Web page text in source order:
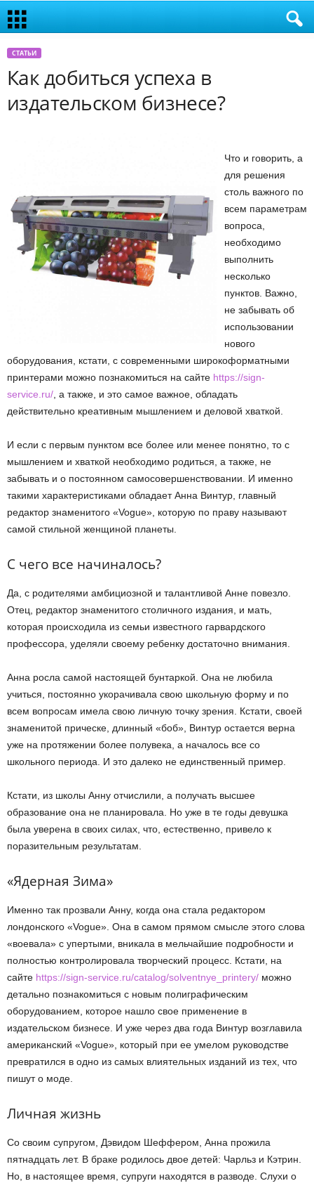
СТАТЬИ
Как добиться успеха в
издательском бизнесе?
Что и говорить, а
для решения
столь важного по
всем параметрам
вопроса,
необходимо
выполнить
несколько
пунктов. Важно,
не забывать об
использовании
нового
оборудования, кстати, с современными широкоформатными
принтерами можно познакомиться на сайте https://sign-
service.ru/ , а также, и это самое важное, обладать
действительно креативным мышлением и деловой хваткой.
И если с первым пунктом все более или менее понятно, то с
мышлением и хваткой необходимо родиться, а также, не
забывать и о постоянном самосовершенствовании. И именно
такими характеристиками обладает Анна Винтур, главный
редактор знаменитого «Vogue», которую по праву называют
самой стильной женщиной планеты.
С чего все начиналось?
Да, с родителями амбициозной и талантливой Анне повезло.
Отец, редактор знаменитого столичного издания, и мать,
которая происходила из семьи известного гарвардского
профессора, уделяли своему ребенку достаточно внимания.
Анна росла самой настоящей бунтаркой. Она не любила
учиться, постоянно укорачивала свою школьную форму и по
всем вопросам имела свою личную точку зрения. Кстати, своей
знаменитой прическе, длинный «боб», Винтур остается верна
уже на протяжении более полувека, а началось все со
школьного периода. И это далеко не единственный пример.
Кстати, из школы Анну отчислили, а получать высшее
образование она не планировала. Но уже в те годы девушка
была уверена в своих силах, что, естественно, привело к
поразительным результатам.
«Ядерная Зима»
Именно так прозвали Анну, когда она стала редактором
лондонского «Vogue». Она в самом прямом смысле этого слова
«воевала» с упертыми, вникала в мельчайшие подробности и
полностью контролировала творческий процесс. Кстати, на
сайте https://sign-service.ru/catalog/solventnye_printery/ можно
детально познакомиться с новым полиграфическим
оборудованием, которое нашло свое применение в
издательском бизнесе. И уже через два года Винтур возглавила
американский «Vogue», который при ее умелом руководстве
превратился в одно из самых влиятельных изданий из тех, что
пишут о моде.
Личная жизнь
Со своим супругом, Дэвидом Шеффером, Анна прожила
пятнадцать лет. В браке родилось двое детей: Чарльз и Кэтрин.
Но, в настоящее время, супруги находятся в разводе. Слухи о